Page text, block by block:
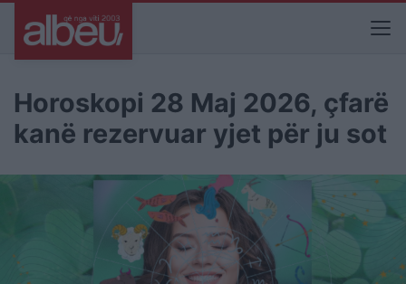
Horoskopi 28 Maj 2026, çfarë
kanë rezervuar yjet për ju sot